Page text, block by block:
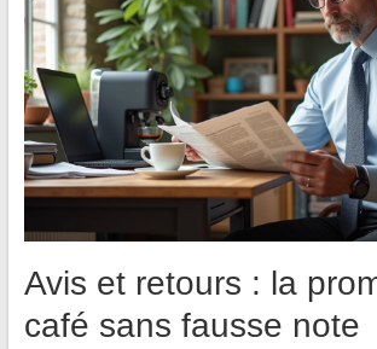
Avis et retours : la
café sans fausse note